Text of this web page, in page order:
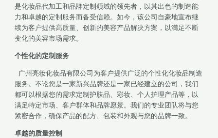
是化妆品代加工和品牌定制领域的领先者，以其出色的制造能
力和卓越的定制服务而备受信赖。如今，该公司自豪地宣布继
续为客户提供高质量、创新的美容产品解决方案，以满足不断
变化的美容市场需求。
个性化的定制服务
广州亮妆化妆品有限公司为客户提供广泛的个性化化妆品制造
服务。不论您是一家新兴品牌还是一家已经建立的公司，我们
都可以根据您的需求定制护肤品、彩妆、个人护理产品等，以
满足特定市场、客户群体和品牌愿景。我们的专业团队将与您
紧密合作，确保产品的配方、包装和外观与您的品牌一致。
卓越的质量控制